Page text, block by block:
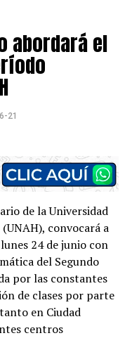
abordará el
21
de la Universidad
convocará a
24 de junio con
del Segundo
por las constantes
de clases por parte
en Ciudad
centros